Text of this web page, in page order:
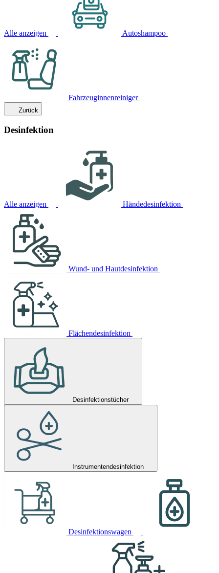
Alle anzeigen Autoshampoo
Fahrzeuginnenreiniger
Zurück
Desinfektion
Alle anzeigen Händedesinfektion
Wund- und Hautdesinfektion
Flächendesinfektion
Desinfektionstücher
Instrumentendesinfektion
Desinfektionswagen